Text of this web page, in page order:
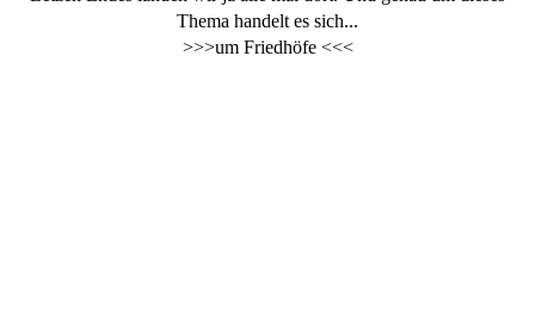
Thema handelt es sich...
>>>um Friedhöfe <<<